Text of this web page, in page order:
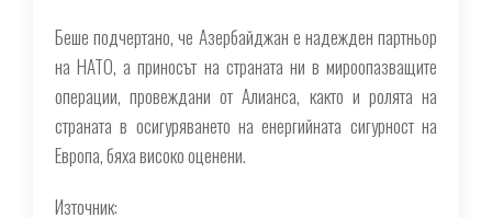
Беше подчертано, че Азербайджан е надежден партньор
на НАТО, а приносът на страната ни в мироопазващите
операции, провеждани от Алианса, както и ролята на
страната в осигуряването на енергийната сигурност на
Европа, бяха високо оценени.
Източник: